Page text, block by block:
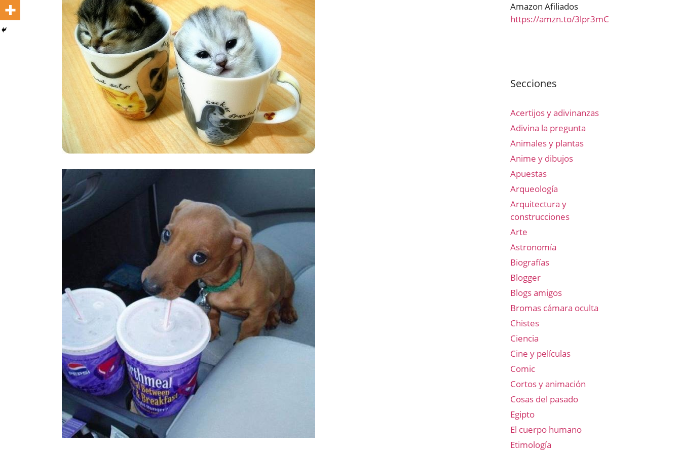
Amazon Afiliados
https://amzn.to/3lpr3mC
Secciones
Acertijos y adivinanzas
Adivina la pregunta
Animales y plantas
Anime y dibujos
Apuestas
Arqueología
Arquitectura y
construcciones
Arte
Astronomía
Biografías
Blogger
Blogs amigos
Bromas cámara oculta
Chistes
Ciencia
Cine y películas
Comic
Cortos y animación
Cosas del pasado
Egipto
El cuerpo humano
Etimología